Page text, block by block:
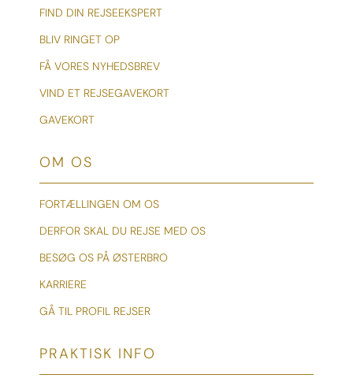
FIND DIN REJSEEKSPERT
BLIV RINGET OP
FÅ VORES NYHEDSBREV
VIND ET REJSEGAVEKORT
GAVEKORT
OM OS
FORTÆLLINGEN OM OS
DERFOR SKAL DU REJSE MED OS
BESØG OS PÅ ØSTERBRO
KARRIERE
GÅ TIL PROFIL REJSER
PRAKTISK INFO